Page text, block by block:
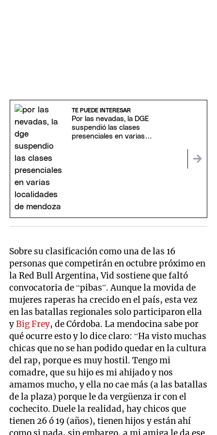
TE PUEDE INTERESAR
Por las nevadas, la DGE
suspendió las clases
presenciales en varias
Sobre su clasificación como una de las 16
personas que competirán en octubre próximo en
la Red Bull Argentina, Vid sostiene que faltó
convocatoria de “pibas”. Aunque la movida de
mujeres raperas ha crecido en el país, esta vez
en las batallas regionales solo participaron ella
yBig Frey, de Córdoba. La mendocina sabe por
qué ocurre esto y lo dice claro: “Ha visto muchas
chicas que no se han podido quedar en la cultura
del rap, porque es muy hostil. Tengo mi
comadre, que su hijo es mi ahijado y nos
amamos mucho, y ella no cae más (a las batallas
de la plaza) porque le da vergüenza ir con el
cochecito. Duele la realidad, hay chicos que
tienen 26 ó 19 (años), tienen hijos y están ahí